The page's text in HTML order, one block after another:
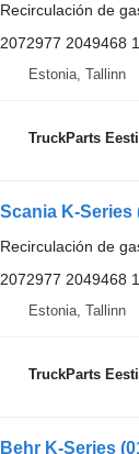
Recirculación de
2072977 2049468
Estonia, Tallinn
TruckParts
Recirculación de
2072977 2049468
Estonia, Tallinn
TruckParts